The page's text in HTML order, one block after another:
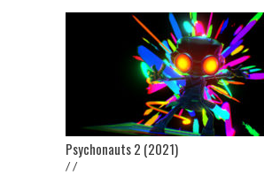
Psychonauts 2 (2021)
/ /